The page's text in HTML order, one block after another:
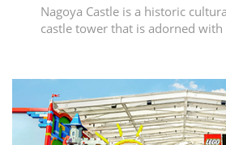
Nagoya Castle is a historic cultural property with a